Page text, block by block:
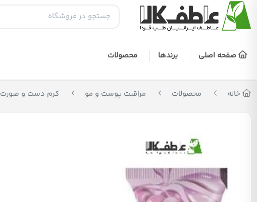
صفحه اصلی برندها محصولات
خانه محصولات مراقبت پوست و مو کرم دست و صورت